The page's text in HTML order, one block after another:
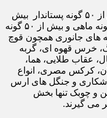
وی با بیان اینکه این استان زیستگاه بیش از ۵۰ گونه پستاندار بیش
از ۱۴۰ گونه پرنده، ۴ گونه دوزیست، ۸ گونه ماهی و بیش از ۵۰ گونه
های جانوری همچون قوچ
خرس قهوه ای، گربه
عقاب طلایی، هما،
کرکس مصری، انواع
شکاری و جنگل های ارس
و چوبک تنها بخش
می گیرند.